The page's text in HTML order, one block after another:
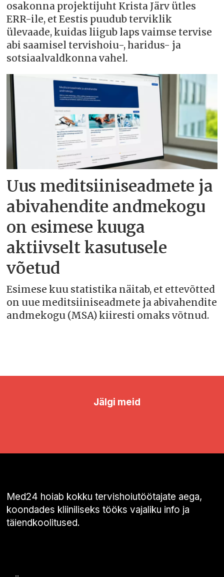
osakonna projektijuht Krista Järv ütles
ERR-ile, et Eestis puudub terviklik
ülevaade, kuidas liigub laps vaimse tervise
abi saamisel tervishoiu-, haridus- ja
sotsiaalvaldkonna vahel.
Uus meditsiiniseadmete ja
abivahendite andmekogu
on esimese kuuga
aktiivselt kasutusele
võetud
Esimese kuu statistika näitab, et ettevõtted
on uue meditsiiniseadmete ja abivahendite
andmekogu (MSA) kiiresti omaks võtnud.
Jälgi meid
Med24 hoiab kokku tervishoiutöötajate aega,
koondades kliiniliseks tööks vajaliku info ja
täiendkoolitused.